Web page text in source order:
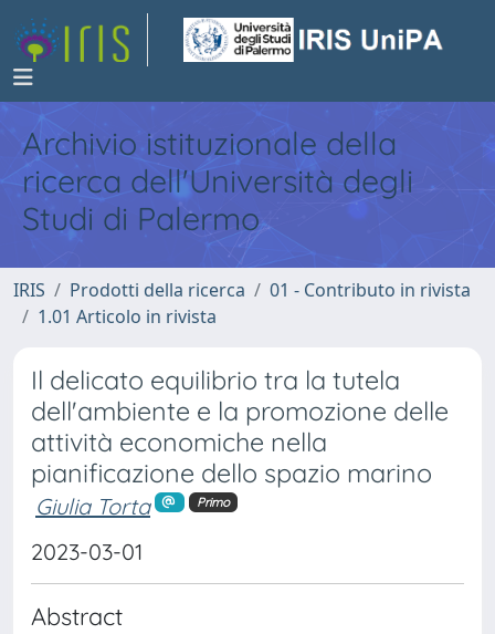
Archivio istituzionale della
ricerca dell'Università degli
Studi di Palermo
IRIS Prodotti della ricerca
01 - Contributo in rivista
1.01 Articolo in rivista
Il delicato equilibrio tra la tutela
dell'ambiente e la promozione delle
attività economiche nella
pianificazione dello spazio marino
Giulia Torta Primo
2023-03-01
Abstract